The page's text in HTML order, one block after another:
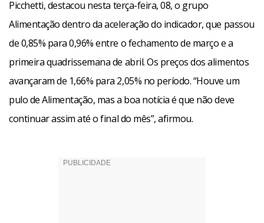
Picchetti, destacou nesta terça-feira, 08, o grupo
Alimentação dentro da aceleração do indicador, que passou
de 0,85% para 0,96% entre o fechamento de março e a
primeira quadrissemana de abril. Os preços dos alimentos
avançaram de 1,66% para 2,05% no período. “Houve um
pulo de Alimentação, mas a boa notícia é que não deve
continuar assim até o final do mês”, afirmou.